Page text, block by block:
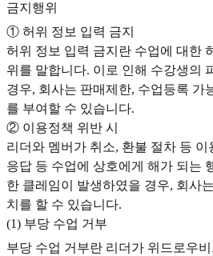
금지행위
① 허위 정보 입력 금지
허위 정보 입력 금지란 수업에 대한
위를 말합니다. 이로 인해 수강생의
경우, 회사는 판매제한, 수업등록 가
를 부여할 수 있습니다.
② 이용정책 위반 시
리더와 멤버가 취소, 환불 절차 등
응답 등 수업에 상호에게 해가 되는
한 클레임이 발생하였을 경우, 회사
치를 할 수 있습니다.
(1) 부당 수업 거부
부당 수업 거부란 리더가 위드로우